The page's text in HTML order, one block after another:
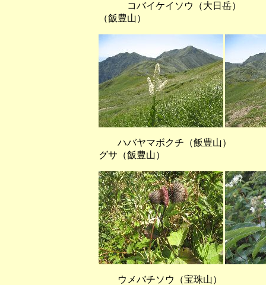
コバイケイソウ（大日岳
（飯豊山）
ハバヤマボクチ（飯豊山）
グサ（飯豊山）
ウメバチソウ（宝珠山）